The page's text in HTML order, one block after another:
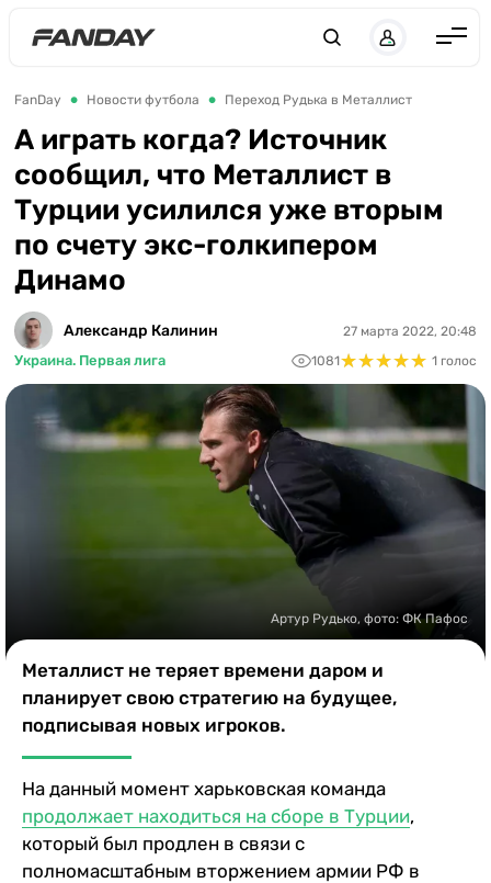
Англия
Испания
Германия
Италия
Франция
Украина
ЛЧ
ЛЕ
ЧЕ-2028
Букмекеры
FanDay Новости футбола Переход Рудька в Металлист
А играть когда? Источник
сообщил, что Металлист в
Турции усилился уже вторым
по счету экс-голкипером
Динамо
Александр Калинин
Украина. Первая лига
27 марта 2022, 20:48
1081★★★★★
★★★★★ 1 голос
Артур Рудько, фото: ФК Пафос
Металлист не теряет времени даром и
планирует свою стратегию на будущее,
подписывая новых игроков.
На данный момент харьковская команда
продолжает находиться на сборе в Турции,
который был продлен в связи с
полномасштабным вторжением армии РФ в